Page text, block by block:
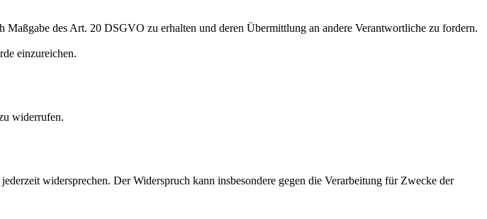
Maßgabe des Art. 20 DSGVO zu erhalten und deren Übermittlung an andere Verantwortliche zu fordern.
einzureichen.
widerrufen.
widersprechen. Der Widerspruch kann insbesondere gegen die Verarbeitung für Zwecke der